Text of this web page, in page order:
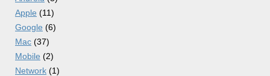
Apple (11)
Google (6)
Mac (37)
Mobile (2)
Network (1)